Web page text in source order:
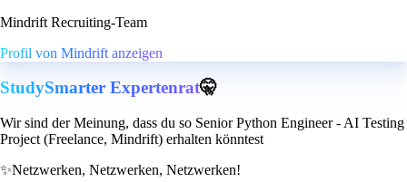
Mindrift Recruiting-Team
Profil von Mindrift anzeigen
StudySmarter Expertenrat🤫
Wir sind der Meinung, dass du so Senior Python Engineer - AI Testing
Project (Freelance, Mindrift) erhalten könntest
✨Netzwerken, Netzwerken, Netzwerken!